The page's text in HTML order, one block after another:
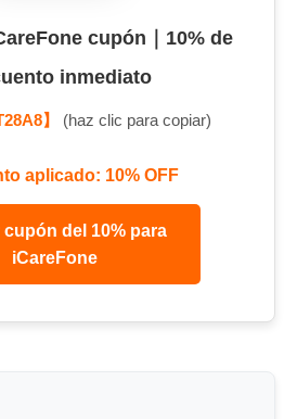
cupón｜10% de
inmediato
】 (haz clic para copiar)
aplicado: 10% OFF
del 10% para
iCareFone